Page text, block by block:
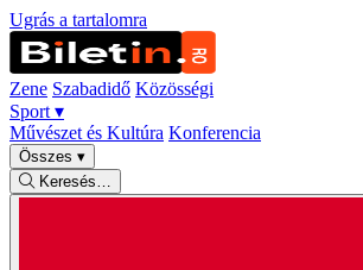
Ugrás a tartalomra
Zene Szabadidő Közösségi
Sport ▾
Művészet és Kultúra Konferencia
Összes ▾
Keresés…